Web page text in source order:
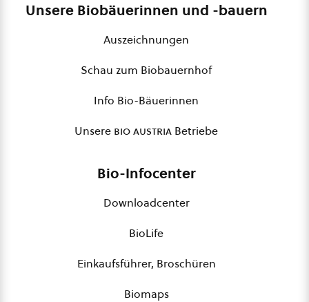
Unsere Biobäuerinnen und -bauern
Auszeichnungen
Schau zum Biobauernhof
Info Bio-Bäuerinnen
Unsere bio austria Betriebe
Bio-Infocenter
Downloadcenter
BioLife
Einkaufsführer, Broschüren
Biomaps